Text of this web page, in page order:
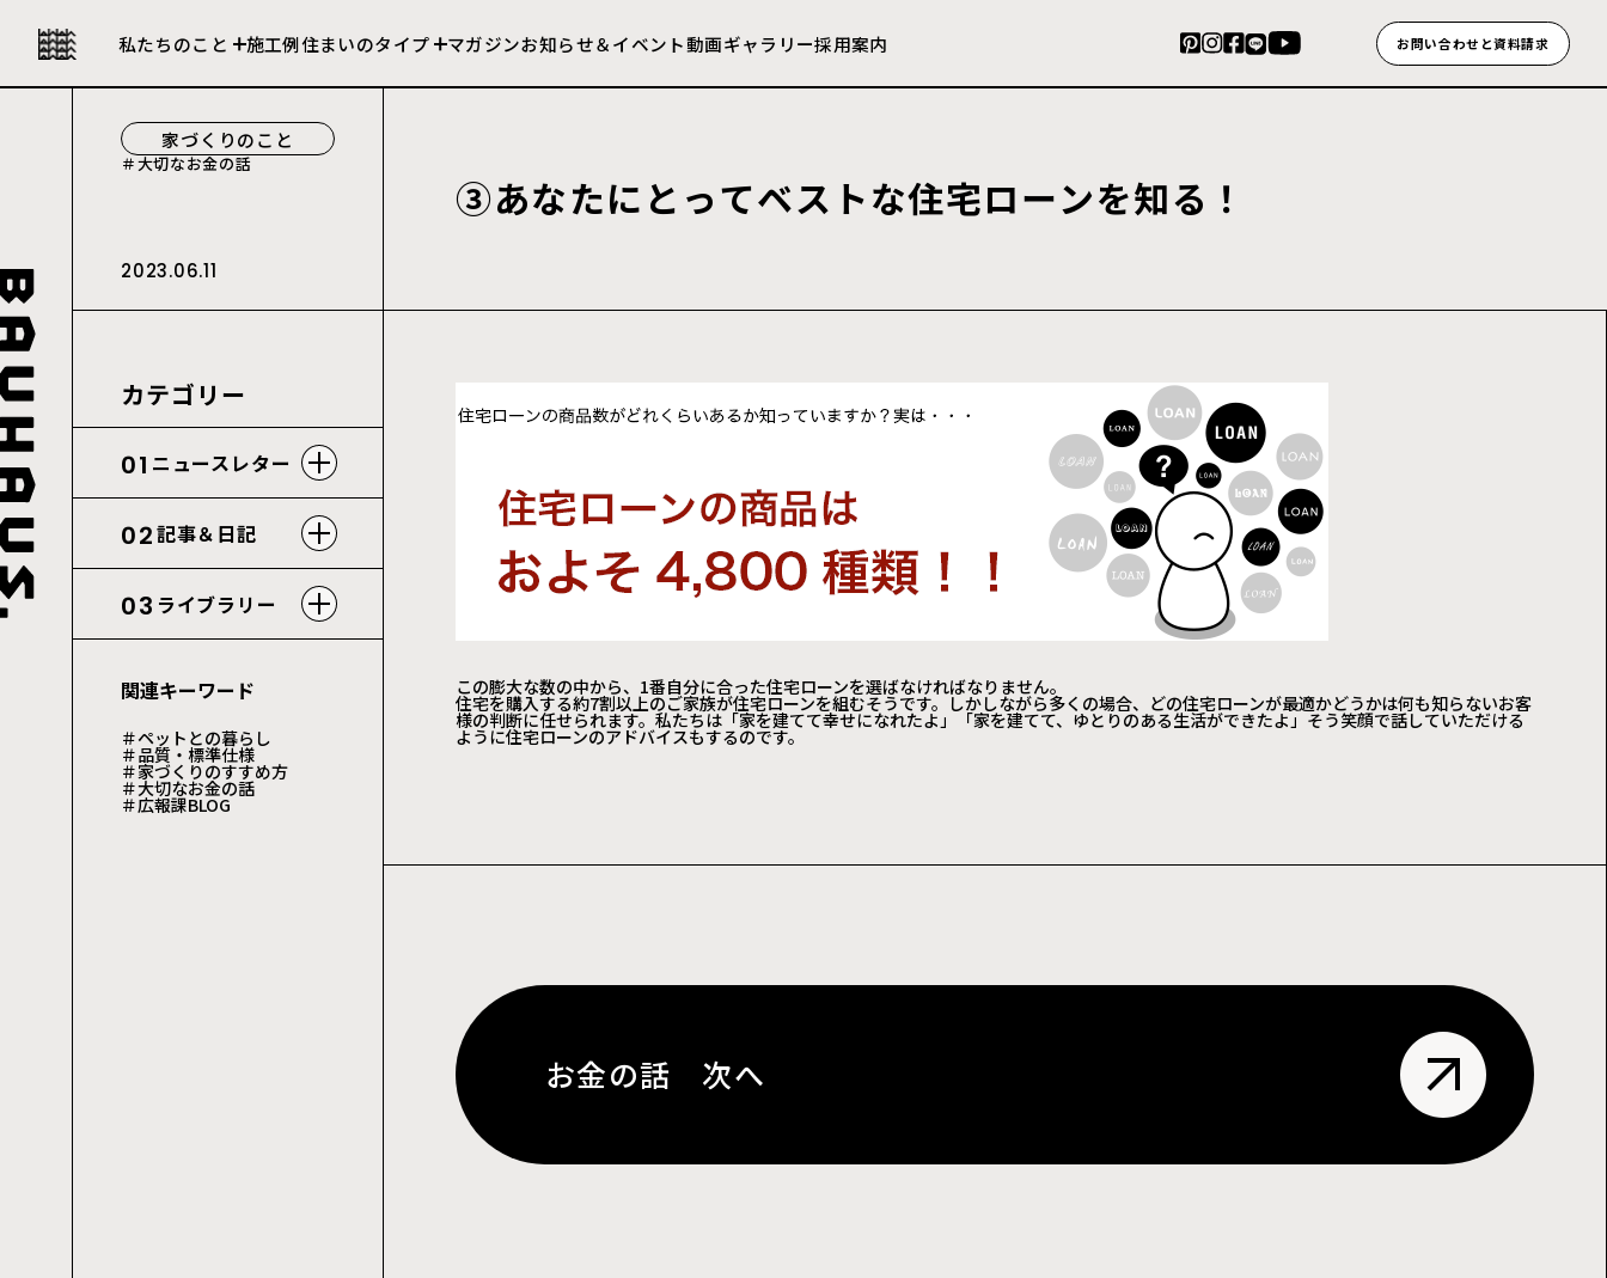
私たちのこと
会社について
施工例住まいのタイプ
建売住宅
マガジンお知らせ＆イベント動画ギャラリー採用案内 お問い合わせと資料請求
家づくりのこと
大切なお金の話
2023.06.11
③あなたに と ってベス トな住宅ローンを知る ！
カテゴリー
01 ニュースレター
02記事＆日記
03 ライブラリー
関連キーワード
＃ペットとの暮らし
＃品質・標準仕様
＃家づくりのすすめ方
＃大切なお金の話
＃広報課BLOG
この膨大な数の中から、1番自分に合った住宅ローンを選ばなければなりません。
住宅を購入する約7割以上のご家族が住宅ローンを組むそうです。しかしながら多くの場合、どの住宅ローンが最適かどうかは何も知らないお客
様の判断に任せられます。私たちは「家を建てて幸せになれたよ」「家を建てて、ゆとりのある生活ができたよ」そう笑顔で話していただける
ように住宅ローンのアドバイスもするのです。
お金の話 次へ